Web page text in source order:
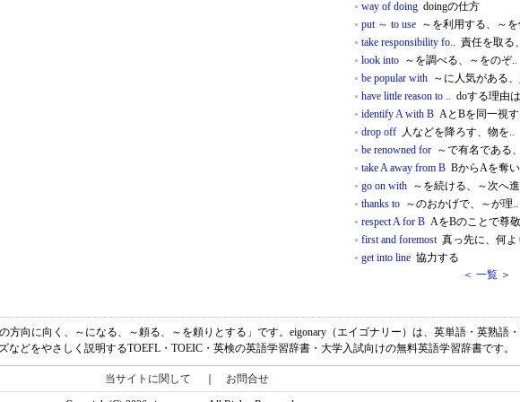
way of doing doingの仕方
put ～ to use ～を利用する、～を
take responsibility fo.. 責任を取る
look into ～を調べる、～をのぞ..
be popular with ～に人気がある
have little reason to .. doする理由
identify A with B AとBを同一視
drop off 人などを降ろす、物を..
be renowned for ～で有名である
take A away from B BからAを奪
go on with ～を続ける、～次へ
thanks to ～のおかげで、～が理..
respect A for B AをBのことで尊
first and foremost真っ先に、何よ
get into line 協力する
＜ 一覧 ＞
方向に向く、～になる、～頼る、～を頼りとする」です。eigonary（エイゴナリー）は、英単語・英熟語
などをやさしく説明するTOEFL・TOEIC・英検の英語学習辞書・大学入試向けの無料英語学習辞書です。
当サイトに関して お問合せ